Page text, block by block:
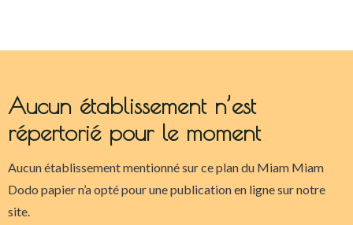
Aucun établissement n’est
répertorié pour le moment
Aucun établissement mentionné sur ce plan du Miam Miam
Dodo papier n’a opté pour une publication en ligne sur notre
site.